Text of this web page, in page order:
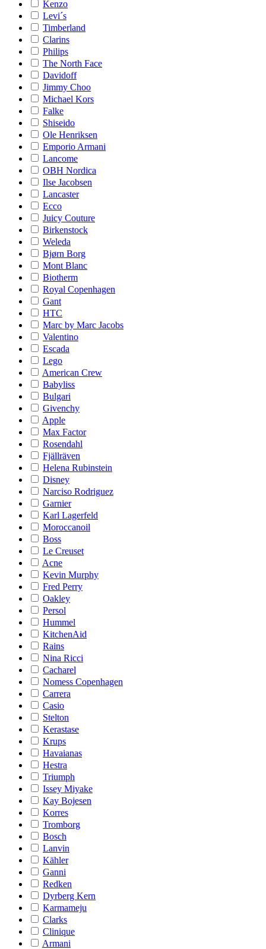
Kenzo
Levi´s
Timberland
Clarins
Philips
The North Face
Davidoff
Jimmy Choo
Michael Kors
Falke
Shiseido
Ole Henriksen
Emporio Armani
Lancome
OBH Nordica
Ilse Jacobsen
Lancaster
Ecco
Juicy Couture
Birkenstock
Weleda
Bjørn Borg
Mont Blanc
Biotherm
Royal Copenhagen
Gant
HTC
Marc by Marc Jacobs
Valentino
Escada
Lego
American Crew
Babyliss
Bulgari
Givenchy
Apple
Max Factor
Rosendahl
Fjällräven
Helena Rubinstein
Disney
Narciso Rodriguez
Garnier
Karl Lagerfeld
Moroccanoil
Boss
Le Creuset
Acne
Kevin Murphy
Fred Perry
Oakley
Persol
Hummel
KitchenAid
Rains
Nina Ricci
Cacharel
Nomess Copenhagen
Carrera
Casio
Stelton
Kerastase
Krups
Havaianas
Hestra
Triumph
Issey Miyake
Kay Bojesen
Korres
Tromborg
Bosch
Lanvin
Kähler
Ganni
Redken
Dyrberg Kern
Karmameju
Clarks
Clinique
Armani